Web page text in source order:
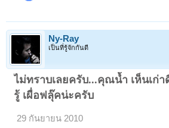
Ny-Ray
เป็นที่รู้จักกันดี
ไม่ทราบเลยครับ...คุณน้ำ เห็นเก่
รู้ เผื่อฟลุ๊คน่ะครับ
29 กันยายน 2010